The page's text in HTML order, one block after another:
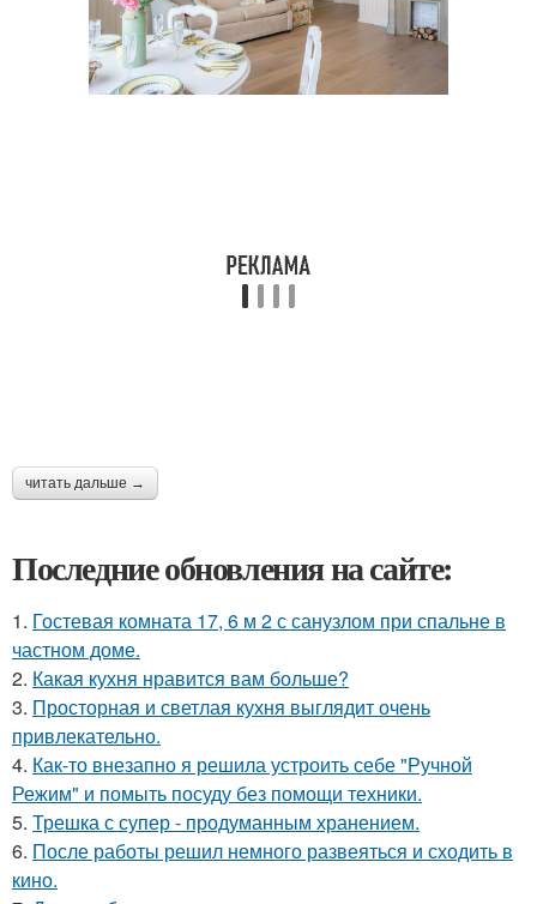
читать дальше →
Последние обновления на сайте:
1. Гостевая комната 17, 6 м 2 с санузлом при спальне в
частном доме.
2. Какая кухня нравится вам больше?
3. Просторная и светлая кухня выглядит очень
привлекательно.
4. Как-то внезапно я решила устроить себе "Ручной
Режим" и помыть посуду без помощи техники.
5. Трешка с супер - продуманным хранением.
6. После работы решил немного развеяться и сходить в
кино.